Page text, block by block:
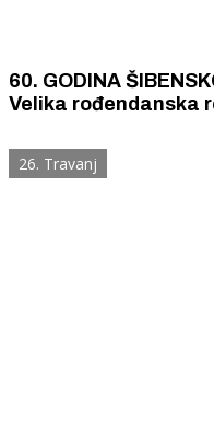
60. GODINA
Velika rođendanska
zapalili Azimut.
26. Travanj